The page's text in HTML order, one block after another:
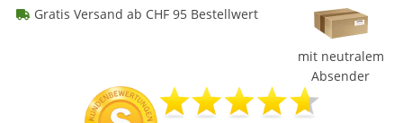
Gratis Versand ab CHF 95 Bestellwert
mit neutralem
Absender